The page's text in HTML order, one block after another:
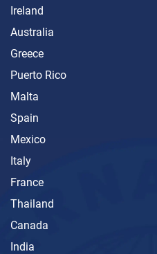
Ireland
Australia
Greece
Puerto Rico
Malta
Spain
Mexico
Italy
France
Thailand
Canada
India